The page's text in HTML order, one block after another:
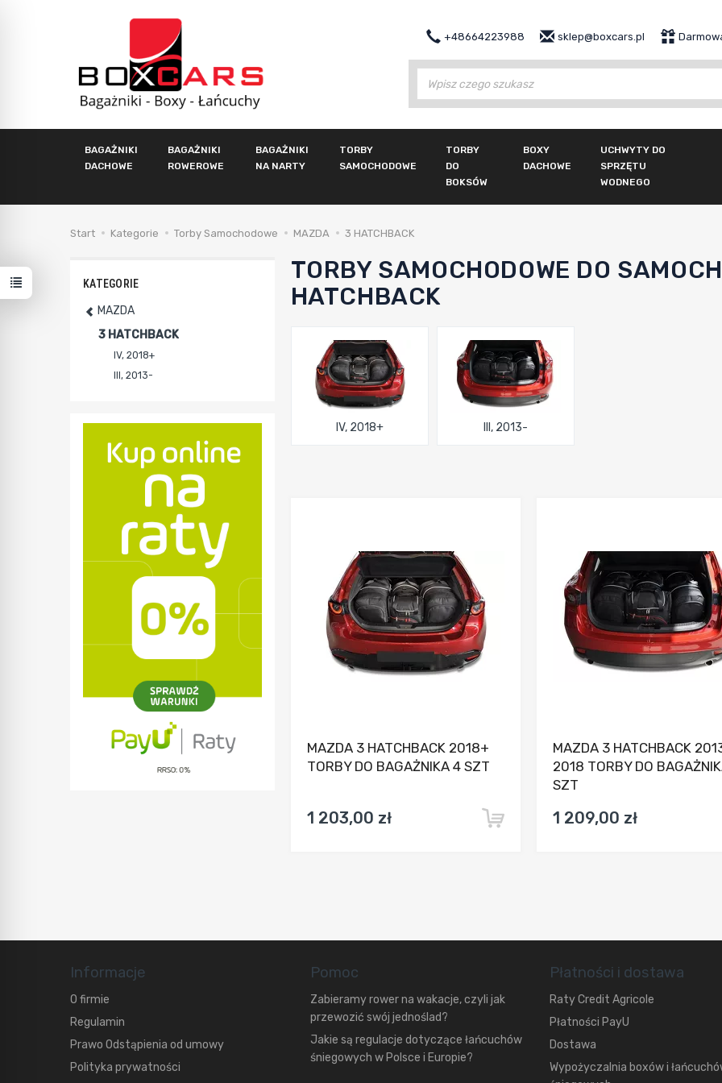
+48664223988 sklep@boxcars.pl
BAGAŻNIKI
DACHOWE
BAGAŻNIKI
ROWEROWE
BAGAŻNIKI
NA NARTY
TORBY
SAMOCHODOWE
TORBY
DO
BOKSÓW
BOXY
DACHOWE
UCHWYTY DO
SPRZĘTU
WODNEGO
Start Kategorie Torby Samochodowe MAZDA 3 HATCHBACK
TORBY SAMOCHODOWE DO
HATCHBACK
IV, 2018+ III, 2013-
MAZDA 3 HATCHBACK 2018+
TORBY DO BAGAŻNIKA 4 SZT
1 203,00 zł
MAZDA 3 HATCHBACK
2018 TORBY DO
SZT
1 209,00 zł
KATEGORIE
MAZDA
3 HATCHBACK
IV, 2018+
III, 2013-
Informacje
O firmie
Regulamin
Prawo Odstąpienia od umowy
Polityka prywatności
Pomoc
Zabieramy rower na wakacje, czyli jak
przewozić swój jednoślad?
Jakie są regulacje dotyczące łańcuchów
śniegowych w Polsce i Europie?
Płatności i dostawa
Raty Credit Agricole
Płatności PayU
Dostawa
Wypożyczalnia boxów i